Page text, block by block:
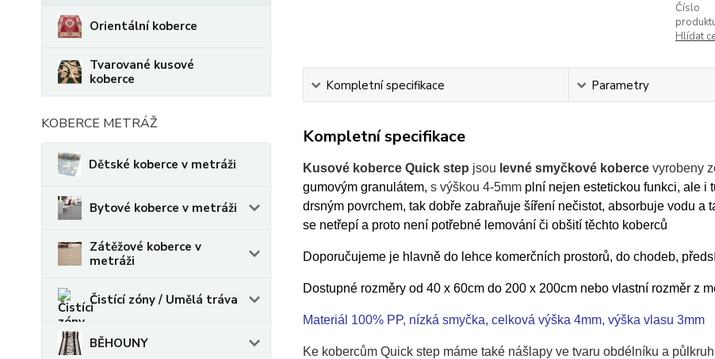
Orientální koberce
Tvarované kusové
koberce
KOBERCE METRÁŽ
Dětské koberce v metráži
Bytové koberce v metráži
Zátěžové koberce v
metráži
Čistící zóny / Umělá tráva
BĚHOUNY
Číslo
Hlídat
Kompletní specifikace Parametry
Kompletní specifikace
Kusové koberce Quick step jsou levné smyčkové kobercevyrobeny
gumovým granulátem, s výškou 4-5mm plní nejen estetickou funkci, ale i
drsným povrchem, tak dobře zabraňuje šíření nečistot, absorbuje vodu a
se netřepí a proto není potřebné lemování či obšití těchto koberců
Doporučujeme je hlavně do lehce komerčních prostorů, do chodeb,
Dostupné rozměry od 40 x 60cm do 200 x 200cm nebo vlastní rozměr z
Materiál 100% PP, nízká smyčka, celková výška 4mm, výška vlasu 3mm
Ke kobercům Quick step máme také nášlapy ve tvaru obdélníku a